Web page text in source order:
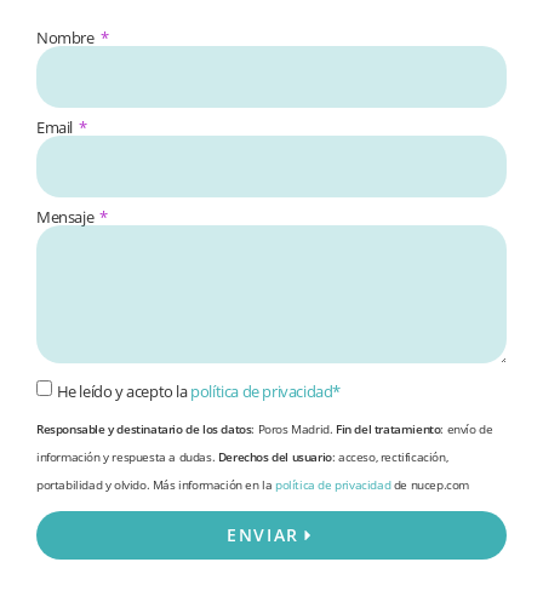
Nombre
Email
Mensaje
He leído y acepto lapolítica de privacidad*
Responsable y destinatario de los datos: Poros Madrid. Fin del tratamiento: envío de
información y respuesta a dudas. Derechos del usuario: acceso, rectificación,
portabilidad y olvido. Más información en lapolítica de privacidadde nucep.com
ENVIAR